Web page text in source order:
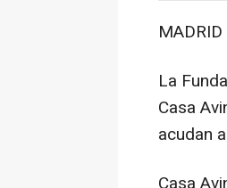
La
Casa
acudan